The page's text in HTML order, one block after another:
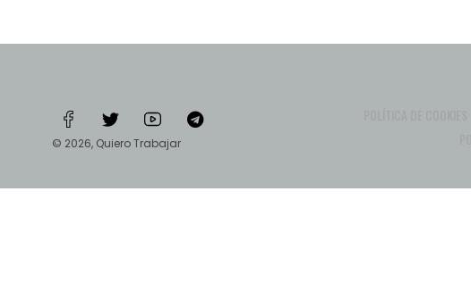
© 2026, Quiero Trabajar